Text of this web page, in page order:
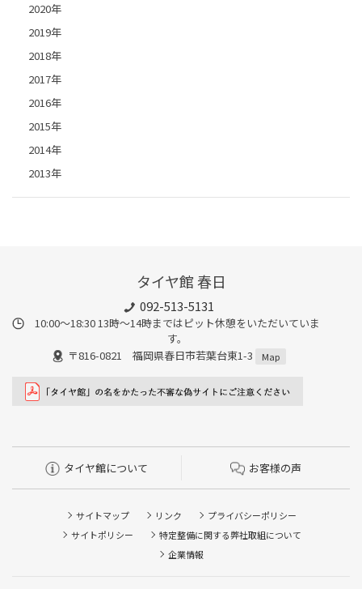
2020年
2019年
2018年
2017年
2016年
2015年
2014年
2013年
タイヤ館 春日
092-513-5131
10:00～18:30 13時〜14時まではピット休憩をいただいていま
す。
〒816-0821 福岡県春日市若葉台東1-3
Map
タイヤ館について お客様の声
サイトマップ リンク
プライバシーポリシー
サイトポリシー
特定整備に関する弊社取組について
企業情報